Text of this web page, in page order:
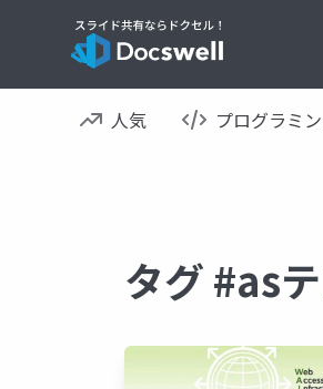
人気 プログラミ
タグ #as